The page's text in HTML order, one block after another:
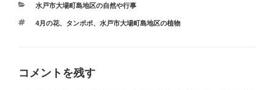
カ
ゴ
水戸市大場町島地区の自然や行事
タ
4月の花、 タンポポ、 水戸市大場町島地区の植物
コメントを残す